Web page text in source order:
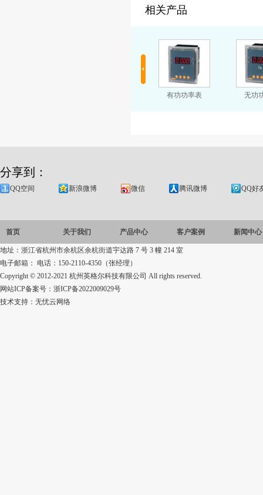
相关产品
有功功率表 无功
分享到：
QQ空间 新浪微博 微信 腾讯微博 QQ好
首页 关于我们 产品中心 客户案例 新闻中心
地址：浙江省杭州市余杭区余杭街道宇达路 7 号 3 幢 214 室
电子邮箱： 电话：150-2110-4350（张经理）
Copyright © 2012-2021 杭州英格尔科技有限公司 All rights reserved.
网站ICP备案号： 浙ICP备2022009029号
技术支持： 无忧云网络